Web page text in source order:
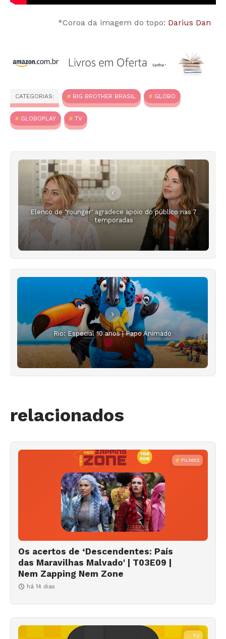
*Coroa da imagem do topo: Darius Dan
CATEGORIAS: BIG BROTHER BRASIL GLOBO
GLOBOPLAY TV
Elenco de 'Younger' agradece apoio do público nas 7
temporadas
Rio: Especial 10 anos | Papo Animado
relacionados
FILMES
Os acertos de ‘Descendentes: País
das Maravilhas Malvado' | T03E09 |
Nem Zapping Nem Zone
há 14 dias
TV